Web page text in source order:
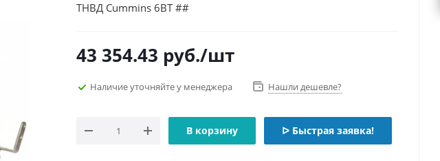
ТНВД Cummins 6BT ##
43 354.43 руб./шт
Наличие уточняйте у менеджера Нашли дешевле?
В корзину ᐅ Быстрая заявка!